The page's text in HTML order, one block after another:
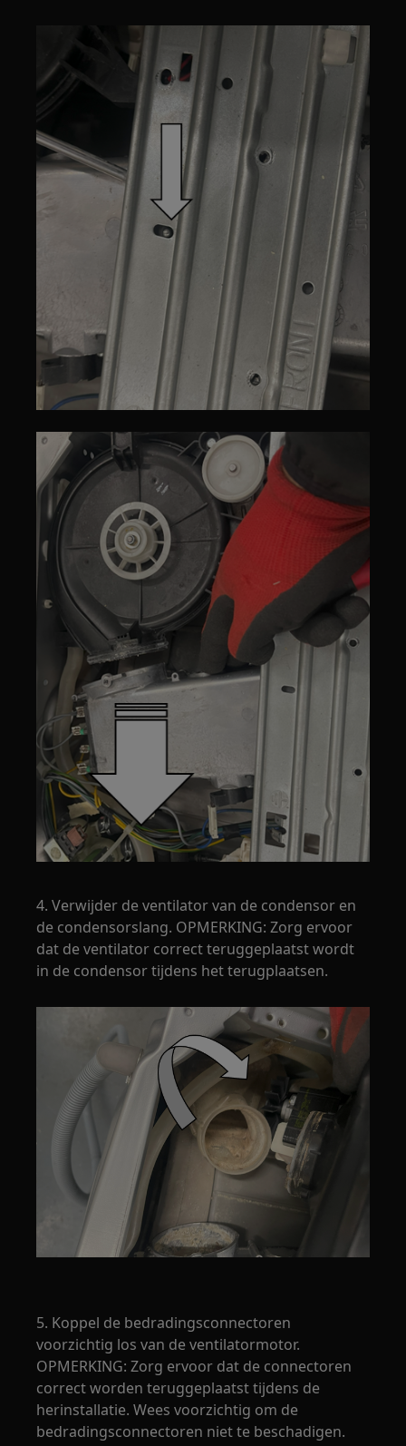
4. Verwijder de ventilator van de condensor en
de condensorslang. OPMERKING: Zorg ervoor
dat de ventilator correct teruggeplaatst wordt
in de condensor tijdens het terugplaatsen.
5. Koppel de bedradingsconnectoren
voorzichtig los van de ventilatormotor.
OPMERKING: Zorg ervoor dat de connectoren
correct worden teruggeplaatst tijdens de
herinstallatie. Wees voorzichtig om de
bedradingsconnectoren niet te beschadigen.